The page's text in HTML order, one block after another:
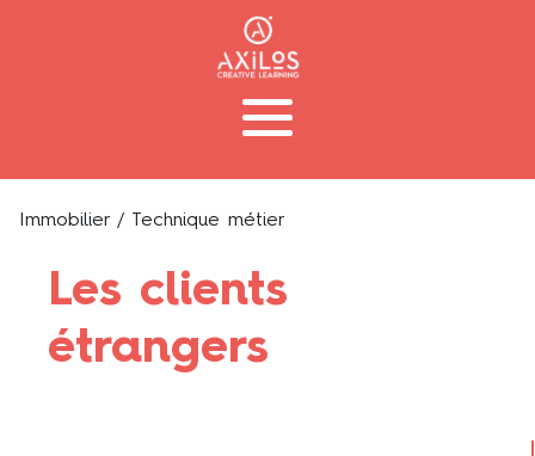
Immobilier / Technique métier
Les clients
étrangers